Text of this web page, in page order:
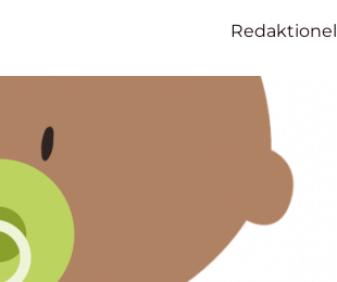
Redaktionel